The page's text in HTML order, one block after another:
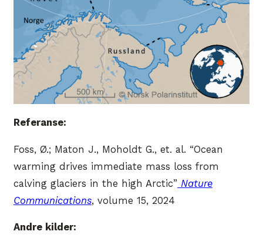
Referanse:
Foss, Ø.; Maton J., Moholdt G., et. al. “Ocean
warming drives immediate mass loss from
calving glaciers in the high Arctic” Nature
Communications, volume 15, 2024
Andre kilder: